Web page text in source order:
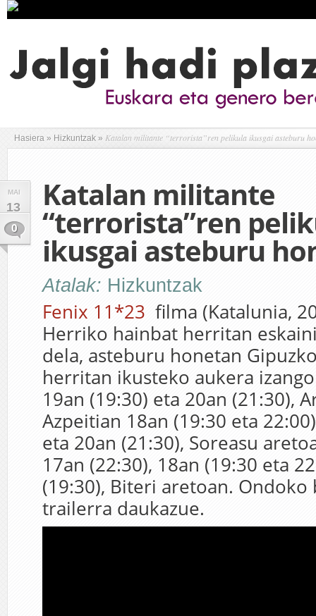
Hasiera » Hizkuntzak » Katalan militante “terrorista”ren pelikula ikusgai asteburu
MAI
13
0
Katalan militante
“terrorista”ren
ikusgai asteburu
Atalak: Hizkuntzak
Fenix 11*23 filma (Katalunia,
Herriko hainbat herritan
dela, asteburu honetan
herritan ikusteko aukera
19an (19:30) eta 20an (21:30),
Azpeitian 18an (19:30 eta
eta 20an (21:30), Soreasu
17an (22:30), 18an (19:30 eta
(19:30), Biteri aretoan. Ondoko
trailerra daukazue.